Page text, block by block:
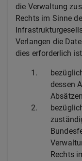
die Verwaltung
Rechts im Sinne
Verlangen die
dies erforderlich ist
1.
dessen
2.
Rechts